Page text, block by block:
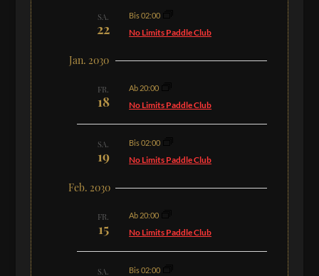
SA.
22
Bis 02:00
No Limits Paddle Club
Jan. 2030
FR.
18
Ab 20:00
No Limits Paddle Club
SA.
19
Bis 02:00
No Limits Paddle Club
Feb. 2030
FR.
15
Ab 20:00
No Limits Paddle Club
SA. Bis 02:00